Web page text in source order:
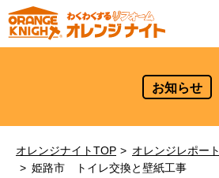
お知らせ
オレンジナイトTOP
オレンジレポート
姫路市 トイレ交換と壁紙工事